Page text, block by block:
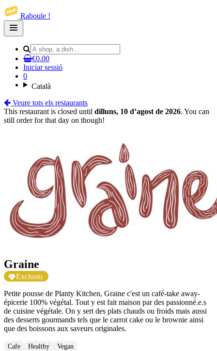
Raboule !
Open
main
€0.00
Iniciar sessió
0
Català
Veure tots els restaurants
This restaurant is closed until dilluns, 10 d’agost de 2026. You can
still order for that day on though!
Graine
Exclusiu
Petite pousse de Planty Kitchen, Graine c'est un café-take away-
épicerie 100% végétal. Tout y est fait maison par des passionné.e.s
de cuisine végétale. On y sert des plats chauds ou froids mais aussi
des desserts gourmands tels que le carrot cake ou le brownie ainsi
que des boissons aux saveurs originales.
Cafe Healthy
Vegan